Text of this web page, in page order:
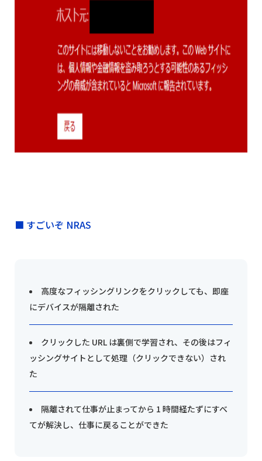
■ すごいぞ NRAS
高度なフィッシングリンクをクリックしても、即座
にデバイスが隔離された
クリックした URL は裏側で学習され、その後はフィ
ッシングサイトとして処理（クリックできない）され
た
隔離されて仕事が止まってから 1 時間経たずにすべ
てが解決し、仕事に戻ることができた